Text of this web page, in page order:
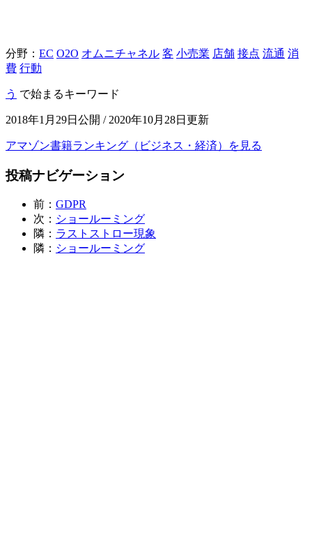
分野： EC O2O オムニチャネル 客 小売業 店舗 接点 流通 消
費 行動
う で始まるキーワード
2018年1月29日公開 / 2020年10月28日更新
アマゾン書籍ランキング（ビジネス・経済）を見る
投稿ナビゲーション
前： GDPR
次： ショールーミング
隣： ラストストロー現象
隣： ショールーミング